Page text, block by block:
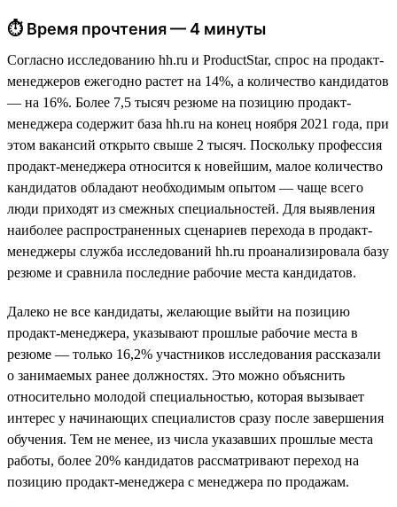
⏱ Время прочтения — 4 минуты
Согласно исследованию hh.ru и ProductStar, спрос на продакт-
менеджеров ежегодно растет на 14%, а количество кандидатов
— на 16%. Более 7,5 тысяч резюме на позицию продакт-
менеджера содержит база hh.ru на конец ноября 2021 года, при
этом вакансий открыто свыше 2 тысяч. Поскольку профессия
продакт-менеджера относится к новейшим, малое количество
кандидатов обладают необходимым опытом — чаще всего
люди приходят из смежных специальностей. Для выявления
наиболее распространенных сценариев перехода в продакт-
менеджеры служба исследований hh.ru проанализировала базу
резюме и сравнила последние рабочие места кандидатов.
Далеко не все кандидаты, желающие выйти на позицию
продакт-менеджера, указывают прошлые рабочие места в
резюме — только 16,2% участников исследования рассказали
о занимаемых ранее должностях. Это можно объяснить
относительно молодой специальностью, которая вызывает
интерес у начинающих специалистов сразу после завершения
обучения. Тем не менее, из числа указавших прошлые места
работы, более 20% кандидатов рассматривают переход на
позицию продакт-менеджера с менеджера по продажам.